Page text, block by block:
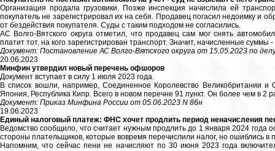
Организация продала грузовики. Позже инспекция начислила ей
покупатель не зарегистрировал их на себя. Продавец погасил недоимку и
от бездействия покупателя. Суды с таким подходом не согласились.
АС Волго-Вятского округа отметил, что продавец сам мог снять
платит тот, на кого зарегистрирован транспорт. Значит, начисленные суммы
Документ: Постановление АС Волго-Вятского округа от 15.05.2023 по
20.06.2023
Минфин утвердил новый перечень офшоров
Документ вступает в силу 1 июля 2023 года.
В список вошли, например, Соединенное Королевство Великобритании
Япония, Республика Кипр. Всего в новом перечне 91 пункт. Он более чем в 2
Документ: Приказ Минфина России от 05.06.2023 N 86н
19.06.2023
Единый налоговый платеж: ФНС хочет продлить период неначисления
Ведомство сообщило, что считает нужным продлить до 1 января 2024 года
стороны плательщиков, которые вовремя перечислили налог, но ошиблись в
Напомним, что сейчас пени не начисляют по 30 июня 2023 года